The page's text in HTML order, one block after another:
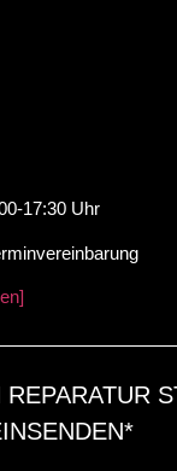
17:30 Uhr